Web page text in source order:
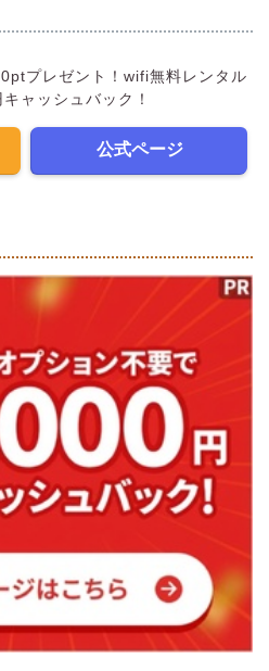
プレゼント！wifi無料レンタル
ャッシュバック！
公式ページ